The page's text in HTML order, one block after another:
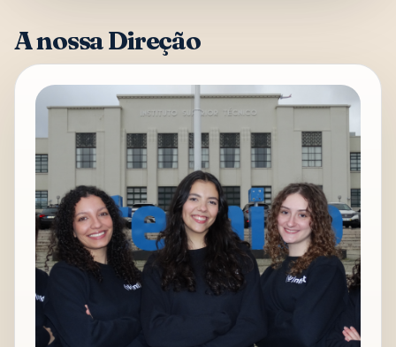
A nossa Direção